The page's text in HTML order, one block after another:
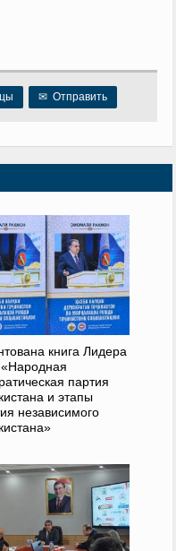
✉ Отправить
книга Лидера
партия
и этапы
независимого